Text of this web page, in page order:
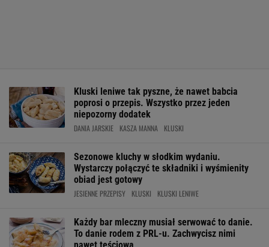
Kluski leniwe tak pyszne, że nawet babcia
poprosi o przepis. Wszystko przez jeden
niepozorny dodatek
DANIA JARSKIE KASZA MANNA KLUSKI
Sezonowe kluchy w słodkim wydaniu.
Wystarczy połączyć te składniki i wyśmienity
obiad jest gotowy
JESIENNE PRZEPISY KLUSKI KLUSKI LENIWE
Każdy bar mleczny musiał serwować to danie.
To danie rodem z PRL-u. Zachwycisz nimi